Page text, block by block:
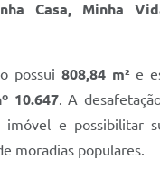
Casa, Minha
possui 808,84 m²e
10.647. A
imóvel e possibilitar
moradias populares.